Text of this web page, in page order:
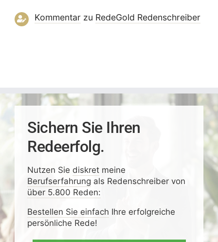
Kommentarzu RedeGold Reden­schreiber
Sichern Sie Ihren
Redeerfolg.
Nutzen Sie diskretmeine
Berufserfahrung als Redenschreiber von
über 5.800 Reden:
Bestellen Sie einfach Ihre erfolgreiche
persönliche Rede!